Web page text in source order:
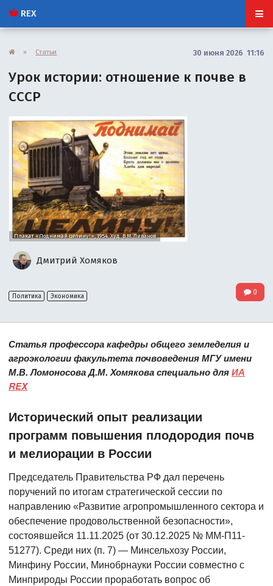
REX
» Статьи 30 июня 2026 11:16
Урок истории: отношение к почве в
СССР
Плакат «Поднимай целину!», 1954. Худ. В.М. Ливанов
Дмитрий Хомяков
Политика Экономика 0
Статья профессора кафедры общего земледелия и
агроэкологии факультета почвоведения МГУ имени
М.В. Ломоносова Д.М. Хомякова специально дляИА
REX
Исторический опыт реализации
программ повышения плодородия почв
и мелиорации в России
Председатель Правительства РФ дал перечень
поручений по итогам стратегической сессии по
направлению «Развитие агропромышленного сектора и
обеспечение продовольственной безопасности»,
состоявшейся 11.11.2025 (от 30.12.2025 № ММ-П11-
51277). Среди них (п. 7) — Минсельхозу России,
Минфину России, Минобрнауки России совместно с
Минприроды России проработать вопрос об